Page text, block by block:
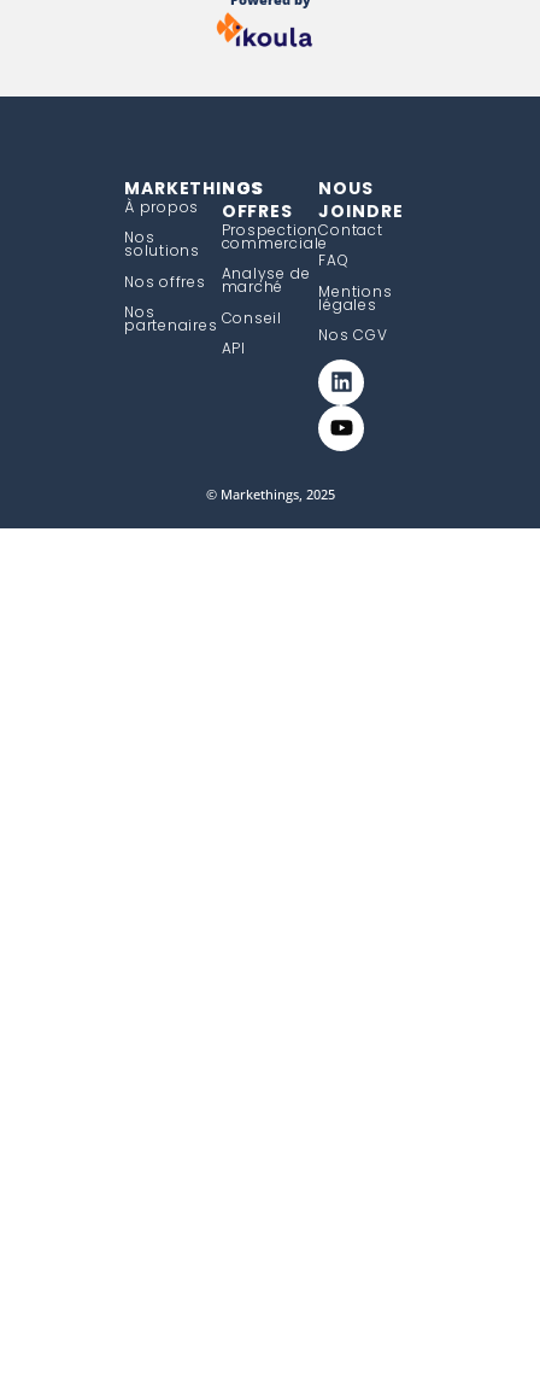
MARKETHINGS
À propos
Nos
solutions
Nos offres
Nos
partenaires
NOS
OFFRES
Prospection
commerciale
Analyse de
marché
Conseil
API
NOUS
JOINDRE
Contact
FAQ
Mentions
légales
Nos CGV
© Markethings, 2025